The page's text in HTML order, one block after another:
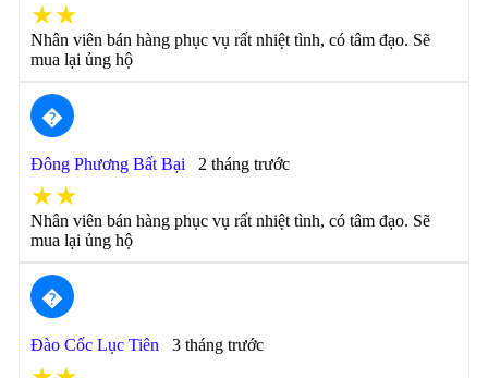
★★
Nhân viên bán hàng phục vụ rất nhiệt tình, có tâm đạo. Sẽ
mua lại ủng hộ
�
Đông Phương Bất Bại 2 tháng trước
★★
Nhân viên bán hàng phục vụ rất nhiệt tình, có tâm đạo. Sẽ
mua lại ủng hộ
�
Đào Cốc Lục Tiên 3 tháng trước